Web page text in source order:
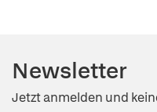
Newsletter
Jetzt anmelden und